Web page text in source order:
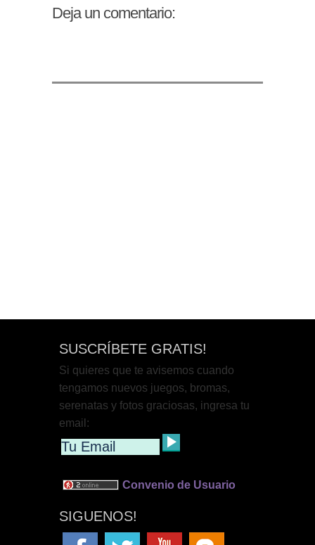
Deja un comentario:
SUSCRÍBETE GRATIS!
Si quieres que te avisemos cuando
tengamos nuevos juegos, bromas,
serenatas y fotos graciosas, ingresa tu
email:
Convenio de Usuario
SIGUENOS!